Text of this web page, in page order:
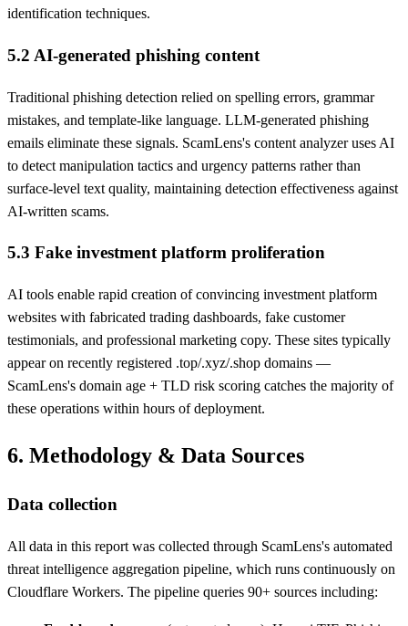
identification techniques.
5.2 AI-generated phishing content
Traditional phishing detection relied on spelling errors, grammar
mistakes, and template-like language. LLM-generated phishing
emails eliminate these signals. ScamLens's content analyzer uses AI
to detect manipulation tactics and urgency patterns rather than
surface-level text quality, maintaining detection effectiveness against
AI-written scams.
5.3 Fake investment platform proliferation
AI tools enable rapid creation of convincing investment platform
websites with fabricated trading dashboards, fake customer
testimonials, and professional marketing copy. These sites typically
appear on recently registered .top/.xyz/.shop domains —
ScamLens's domain age + TLD risk scoring catches the majority of
these operations within hours of deployment.
6. Methodology & Data Sources
Data collection
All data in this report was collected through ScamLens's automated
threat intelligence aggregation pipeline, which runs continuously on
Cloudflare Workers. The pipeline queries 90+ sources including: